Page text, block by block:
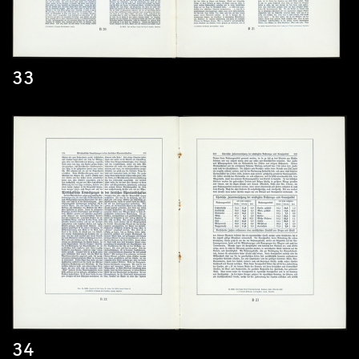
33
34